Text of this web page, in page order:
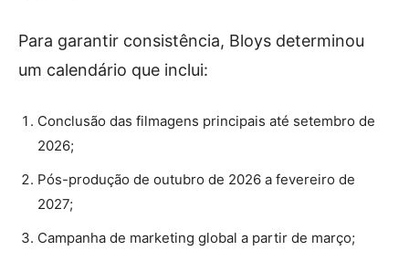
Para garantir consistência, Bloys determinou
um calendário que inclui:
Conclusão das filmagens principais até setembro de
2026;
Pós-produção de outubro de 2026 a fevereiro de
2027;
Campanha de marketing global a partir de março;